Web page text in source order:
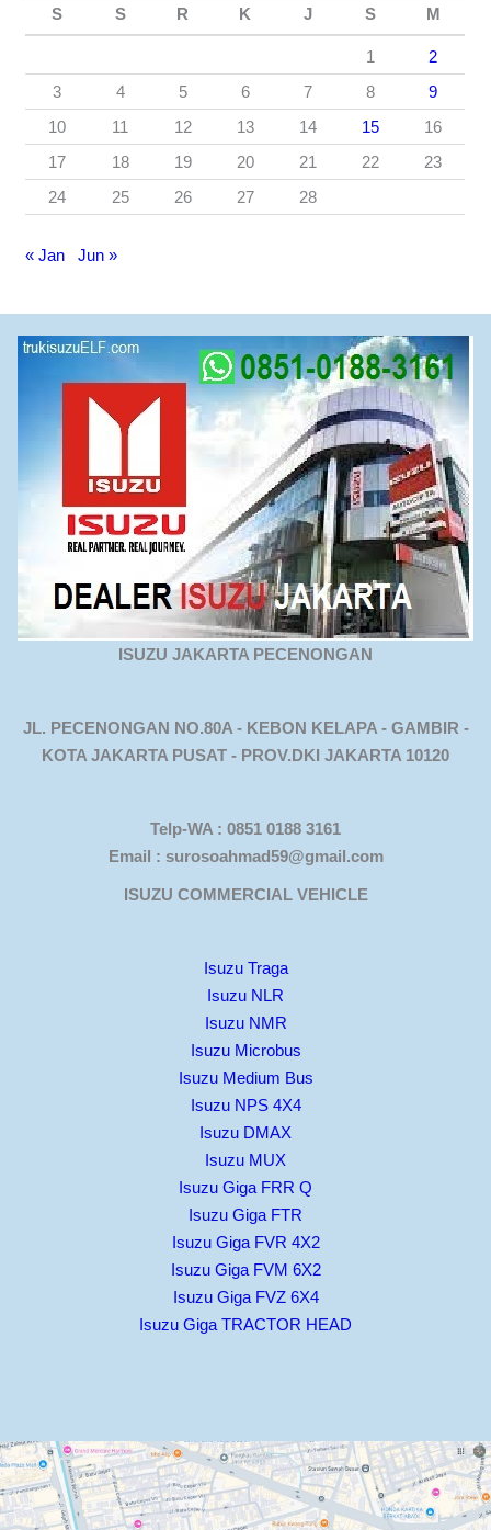
S S R K J S M
1
2
3
4 5 6 7 8
9
10
11 12 13 14 15
16
17
18 19 20 21 22
23
24
25 26 27 28
« Jan Jun »
ISUZU JAKARTA PECENONGAN
JL. PECENONGAN NO.80A - KEBON KELAPA - GAMBIR -
KOTA JAKARTA PUSAT - PROV.DKI JAKARTA 10120
Telp-WA : 0851 0188 3161
Email : surosoahmad59@gmail.com
ISUZU COMMERCIAL VEHICLE
Isuzu Traga
Isuzu NLR
Isuzu NMR
Isuzu Microbus
Isuzu Medium Bus
Isuzu NPS 4X4
Isuzu DMAX
Isuzu MUX
Isuzu Giga FRR Q
Isuzu Giga FTR
Isuzu Giga FVR 4X2
Isuzu Giga FVM 6X2
Isuzu Giga FVZ 6X4
Isuzu Giga TRACTOR HEAD